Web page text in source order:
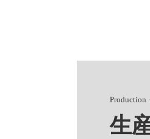
Production
生